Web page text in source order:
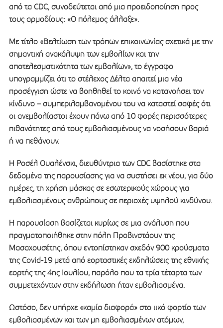
από τα CDC, συνοδεύτεται από μια προειδοποίηση προς
τους αρμοδίους: «Ο πόλεμος άλλαξε».
Με τίτλο «Βελτίωση των τρόπων επικοινωνίας σχετικά με την
σημαντική ανακάλυψη των εμβολίων και την
αποτελεσματικότητα των εμβολίων», το έγγραφο
υπογραμμίζει ότι το στέλεχος Δέλτα απαιτεί μια νέα
προσέγγιση ώστε να βοηθηθεί το κοινό να κατανοήσει τον
κίνδυνο – συμπεριλαμβανομένου του να καταστεί σαφές ότι
οι ανεμβολίαστοι έχουν πάνω από 10 φορές περισσότερες
πιθανότητες από τους εμβολιασμένους να νοσήσουν βαριά
ή να πεθάνουν.
Η Ροσέλ Ουαλένσκι, διευθύντρια των CDC βασίστηκε στα
δεδομένα της παρουσίασης για να συστήσει εκ νέου, για δύο
ημέρες, τη χρήση μάσκας σε εσωτερικούς χώρους για
εμβολιασμένους ανθρώπους σε περιοχές υψηλού κινδύνου.
Η παρουσίαση βασίζεται κυρίως σε μια ανάλυση που
πραγματοποιήθηκε στην πόλη Προβινστάουν της
Μασαχουσέτης, όπου εντοπίστηκαν σχεδόν 900 κρούσματα
της Covid-19 μετά από εορταστικές εκδηλώσεις της εθνικής
εορτής της 4ης Ιουλίου, παρόλο που τα τρία τέταρτα των
συμμετεχόντων στην εκδήλωση ήταν εμβολιασμένα.
Ωστόσο, δεν υπήρχε «καμία διαφορά» στο ιικό φορτίο των
εμβολιασμένων και των μη εμβολιασμένων ατόμων,